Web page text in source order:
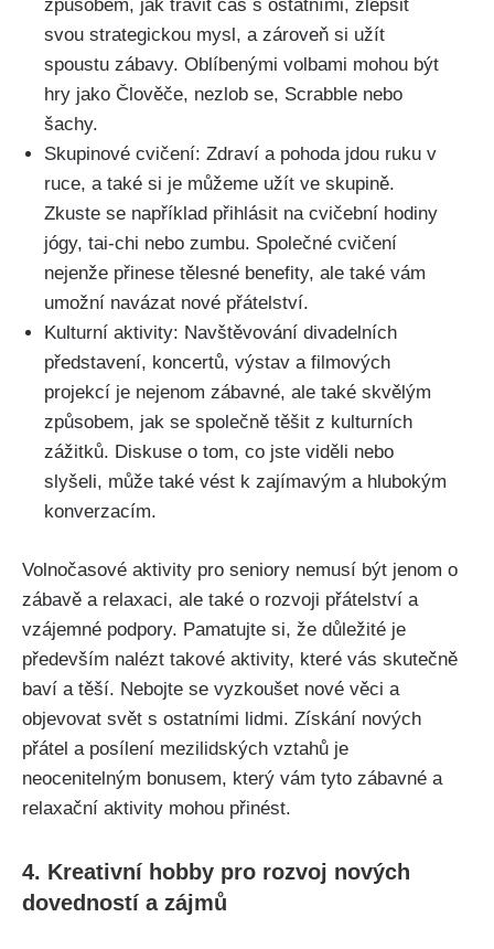
způsobem, jak trávit čas s ostatními, zlepšit
svou strategickou mysl, a zároveň si užít
spoustu zábavy. Oblíbenými volbami mohou být
hry jako Člověče, nezlob se, Scrabble nebo
šachy.
Skupinové cvičení: Zdraví a pohoda jdou ruku v
ruce, a také si je můžeme užít ve skupině.
Zkuste se například přihlásit na cvičební hodiny
jógy, tai-chi nebo zumbu. Společné cvičení
nejenže přinese tělesné benefity, ale také vám
umožní navázat nové přátelství.
Kulturní aktivity: Navštěvování divadelních
představení, koncertů, výstav a filmových
projekcí je nejenom zábavné, ale také skvělým
způsobem, jak se společně těšit z kulturních
zážitků. Diskuse o tom, co jste viděli nebo
slyšeli, může také vést k zajímavým a hlubokým
konverzacím.
Volnočasové aktivity pro seniory nemusí být jenom o
zábavě a relaxaci, ale také o rozvoji přátelství a
vzájemné podpory. Pamatujte si, že důležité je
především nalézt takové aktivity, které vás skutečně
baví a těší. Nebojte se vyzkoušet nové věci a
objevovat svět s ostatními lidmi. Získání nových
přátel a posílení mezilidských vztahů je
neocenitelným bonusem, který vám tyto zábavné a
relaxační aktivity mohou přinést.
4. Kreativní hobby pro rozvoj nových
dovedností a zájmů